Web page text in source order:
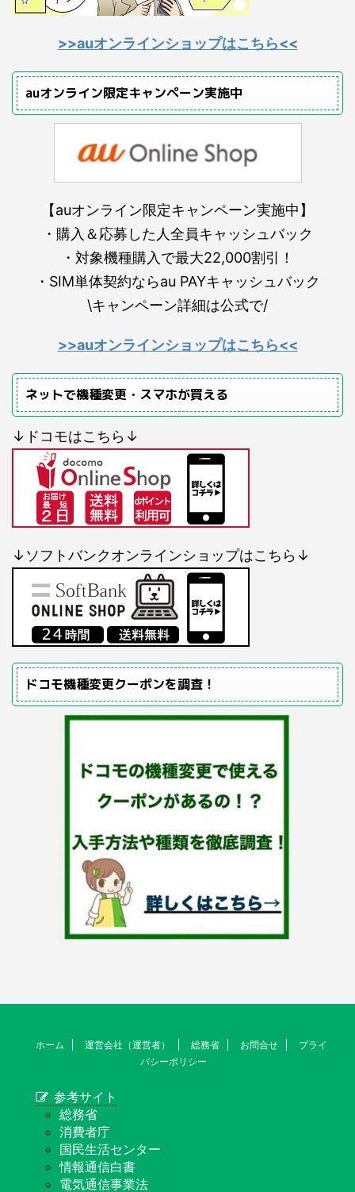
>>auオンラインショップはこちら<<
auオンライン限定キャンペーン実施中
【auオンライン限定キャンペーン実施中】
・購入＆応募した人全員キャッシュバック
・対象機種購入で最大22,000割引！
・SIM単体契約ならau PAYキャッシュバック
\キャンペーン詳細は公式で/
>>auオンラインショップはこちら<<
ネットで機種変更・スマホが買える
↓ドコモはこちら↓
↓ソフトバンクオンラインショップはこちら↓
ドコモ機種変更クーポンを調査！
ホーム 運営会社（運営者） 総務省 お問合せ
プライ
バシーポリシー
参考サイト
総務省
消費者庁
国民生活センター
情報通信白書
電気通信事業法